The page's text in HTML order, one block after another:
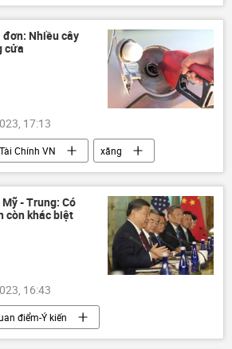
Quốc
Hoa Kỳ
trị
Tập Cận Bình
quốc tế
đơn: Nhiều cây
cửa
17:13
Chính VN
xăng
- Trung: Có
còn khác biệt
16:43
điểm-Ý kiến
Joe Biden